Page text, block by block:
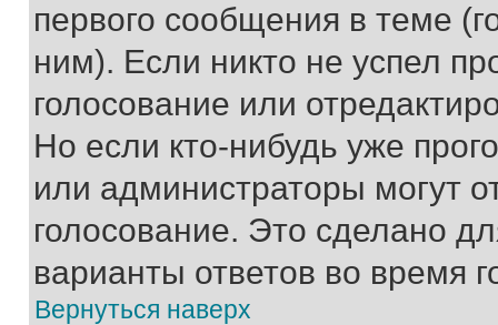
первого сообщения в теме
ним). Если никто не успел
голосование или
Но если кто-нибудь уже
или администраторы могут
голосование. Это сделано
варианты ответов во время
Вернуться наверх